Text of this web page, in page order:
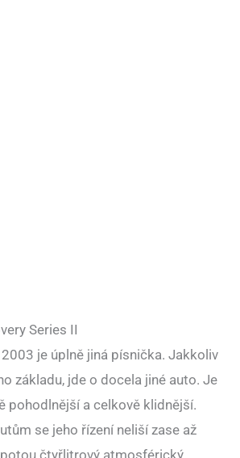
Series II
je úplně jiná písnička. Jakkoliv
základu, jde o docela jiné auto. Je
pohodlnější a celkově klidnější.
se jeho řízení neliší zase až
čtyřlitrový atmosférický